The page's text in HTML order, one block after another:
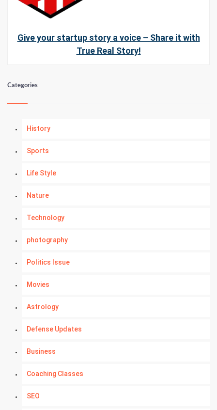
Give your startup story a voice – Share it with
True Real Story!
Categories
History
Sports
Life Style
Nature
Technology
photography
Politics Issue
Movies
Astrology
Defense Updates
Business
Coaching Classes
SEO